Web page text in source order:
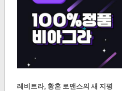
레비트라, 황혼 로맨스의 새 지평